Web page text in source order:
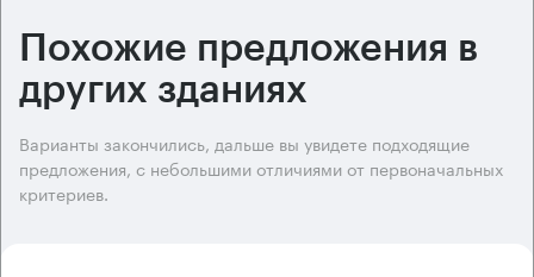
Похожие предложения в
других зданиях
Варианты закончились, дальше вы увидете подходящие
предложения, с небольшими отличиями от первоначальных
критериев.